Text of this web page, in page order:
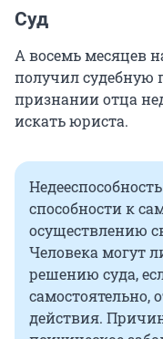
Суд
А восемь месяцев
получил судебную
признании отца
искать юриста.
способности к
осуществлению
Человека могут
решению суда,
самостоятельно,
действия.